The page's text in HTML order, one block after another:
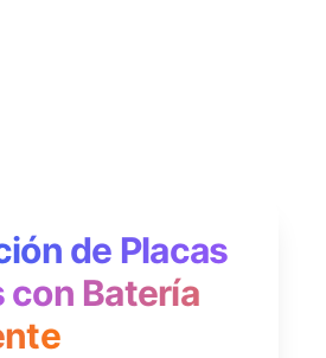
de Placas
con Batería